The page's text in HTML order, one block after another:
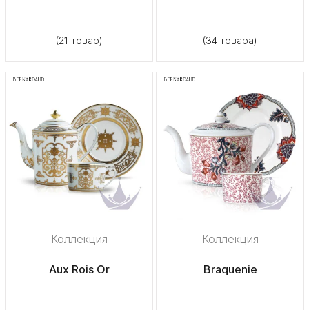
(21 товар) (34 товара)
Коллекция
Aux Rois Or
Коллекция
Braquenie